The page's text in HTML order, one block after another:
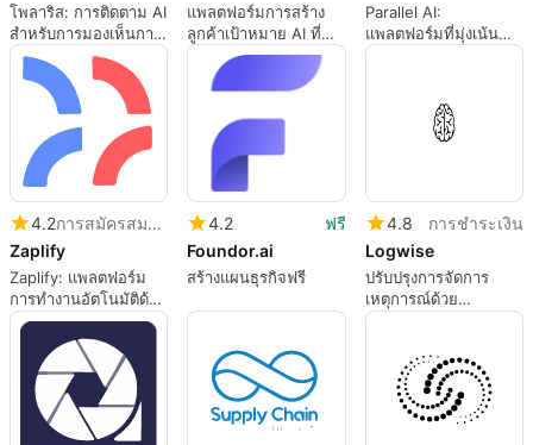
โพลาริส: การติดตาม AI
สำหรับการมองเห็นการ
แข่งขันและสัญญาณ
ตลาด
แพลตฟอร์มการสร้าง
ลูกค้าเป้าหมาย AI ที่
ครอบคลุม
Parallel AI:
แพลตฟอร์มที่มุ่งเน้น
การจัดการสำหรับ
4.2
การสมัครสมาชิก
Zaplify
Zaplify: แพลตฟอร์ม
การทำงานอัตโนมัติด้าน
การขาย AI สำหรับ
LinkedIn และการเข้า
ถึงทางอีเมล
4.2
ฟรี
Foundor.ai
สร้างแผนธุรกิจฟรี
4.8
การชำระเงิน
Logwise
ปรับปรุงการจัดการ
เหตุการณ์ด้วย
Logwise